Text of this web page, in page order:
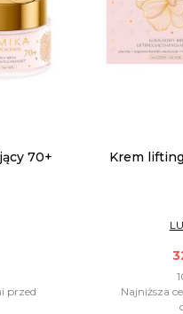
70+
przed
Krem
Najniższa